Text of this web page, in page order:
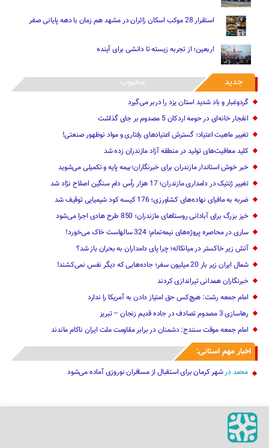
استقرار 28 موکب اسکان زائران در مشهد هم زمان با دهه پایانی صفر
اربعین؛ از تجربه زیسته تا دانشی برای آینده
جدید محبوب
گردوغبار و باد شدید استان یزد را دربر می‌گیرد
انفجار خانه‌ای در حومه اردکان 5 مصدوم بر جای گذاشت
تغییر ماهیت ‌اعتیاد؛ گسترش اعتیادهای رفتاری و مواد نوظهور صنعتی!
کلید معافیت‌های تولید در منطقه آزاد مازندران زده شد
خبر خوش استاندار مازندران برای خبرنگاران؛‌بیمه پایه و ‌تکمیلی می‌شوید
تغییر ژنتیک‌ در دامداری مازندران؛ 17 هزار رأس دام سنگین ‌اصلاح نژاد شد
ضربه ‌به مافیای نهاده‌های کشاورزی؛ 176 کیسه کود شیمیایی توقیف شد
خیز بزرگ برای آبادانی روستاهای مازندران؛ 850 طرح هادی ‌اجرا می‌شود
ساری در محاصره پروژه‌های نیمه‌تمام؛ 324 سالهاست خاک می‌خورد!
آتش زیر خاکستر در میانکاله؛ چرا پای دامداران به بحران باز شد؟
شمال ایران زیر بار 20 میلیون سفر؛ جاده‌هایی که دیگر نفس نمی‌کشند!
خبرنگاران همدانی تیراندازی کردند
امام جمعه رشت: هیچ‌کس حق امتیاز دادن به آمریکا را ندارد
رهاسازی 3 مصدوم تصادف در جاده قدیم زنجان – تبریز
امام جمعه موقت سنندج: دشمنان در برابر مقاومت ملت ایران ناکام ماندند
اخبار مهم استانی:
محمد درشهر کرمان برای استقبال از مسافران نوروزی آماده می‌شود